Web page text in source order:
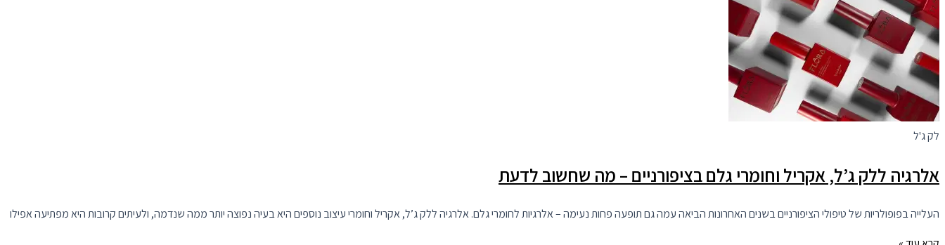
לק ג'ל
אלרגיה ללק ג’ל, אקריל וחומרי גלם בציפורניים – מה שחשוב לדעת
העלייה בפופולריות של טיפולי הציפורניים בשנים האחרונות הביאה עמה גם תופעה פחות נעימה – אלרגיות לחומרי גלם. אלרגיה ללק ג’ל, אקריל וחומרי עיצוב נוספים היא בעיה נפוצה יותר ממה שנדמה, ולעיתים קרובות היא מפתיעה אפילו